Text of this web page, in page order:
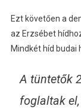
Ezt követően a
az Erzsébet
Mindkét híd budai
A tüntetők
foglaltak